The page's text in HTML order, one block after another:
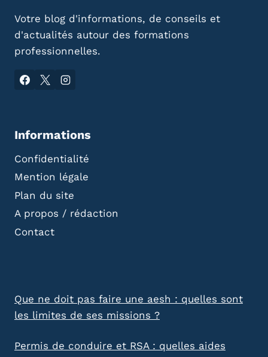
Votre blog d'informations, de conseils et
d'actualités autour des formations
professionnelles.
Informations
Confidentialité
Mention légale
Plan du site
A propos / rédaction
Contact
Que ne doit pas faire une aesh : quelles sont
les limites de ses missions ?
Permis de conduire et RSA : quelles aides